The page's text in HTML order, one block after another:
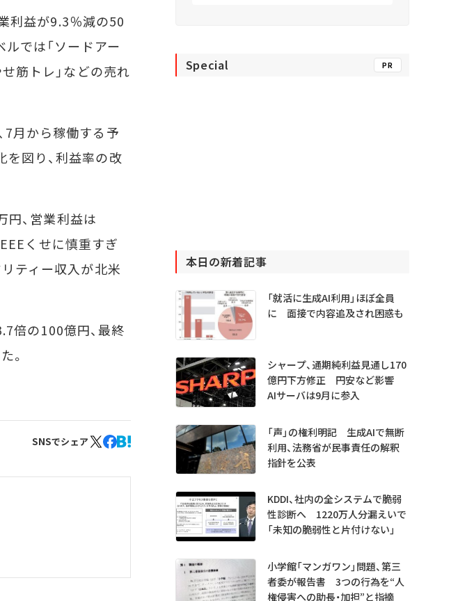
利益が9.3％減の50
では「ソードアー
せ筋トレ」などの売れ
7月から稼働する予
を図り、利益率の改
、営業利益は
くせに慎重すぎ
リティー収入が北米
倍の100億円、最終
。
SNSでシェア
Special PR
本日の新着記事
「就活に生成AI利用」ほぼ全員
に 面接で内容追及され困惑も
シャープ、通期純利益見通し170
億円下方修正 円安など影響
AIサーバは9月に参入
「声」の権利明記 生成AIで無断
利用、法務省が民事責任の解釈
指針を公表
KDDI、社内の全システムで脆弱
性診断へ 1220万人分漏えいで
「未知の脆弱性と片付けない」
小学館「マンガワン」問題、第三
者委が報告書 3つの行為を“人
権侵害への助長・加担”と指摘